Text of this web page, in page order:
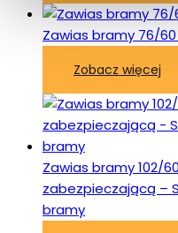
Zawias bramy 76/
Zobacz więcej
Zawias bramy 102/
zabezpieczającą –
bramy